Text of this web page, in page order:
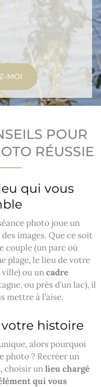
MOI
POUR
RÉUSSIE
qui vous
photo joue un
images. Que ce soit
couple (un parc où
plage, le lieu de votre
ou uncadre
ou près d’un lac), il
mettre à l’aise.
histoire
alors pourquoi
photo ? Recréer un
, choisir unlieu chargé
qui vous